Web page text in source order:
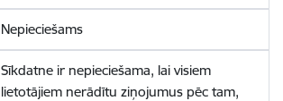
Nepieciešams
Sīkdatne ir nepieciešama, lai visiem
lietotājiem nerādītu ziņojumus pēc tam,